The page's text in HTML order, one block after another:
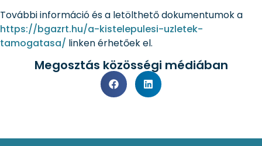
További információ és a letölthető dokumentumok a
https://bgazrt.hu/a-kistelepulesi-uzletek-
tamogatasa/ linken érhetőek el.
Megosztás közösségi médiában